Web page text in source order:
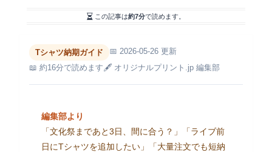
この記事は約7分で読めます。
Tシャツ納期ガイド
📅 2026-05-26 更新
📖 約16分で読めます 🖋 オリジナルプリント.jp 編集部
編集部より
「文化祭まであと3日、間に合う？」「ライブ前
日にTシャツを追加したい」「大量注文でも短納